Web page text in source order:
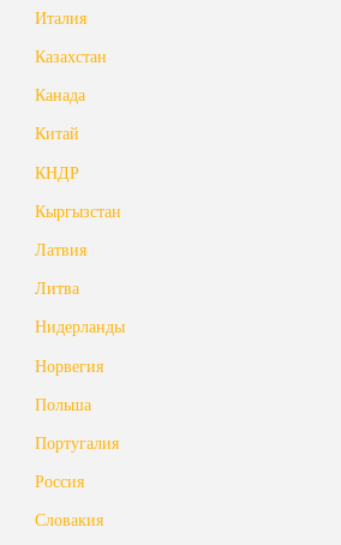
Италия
Казахстан
Канада
Китай
КНДР
Кыргызстан
Латвия
Литва
Нидерланды
Норвегия
Польша
Португалия
Россия
Словакия